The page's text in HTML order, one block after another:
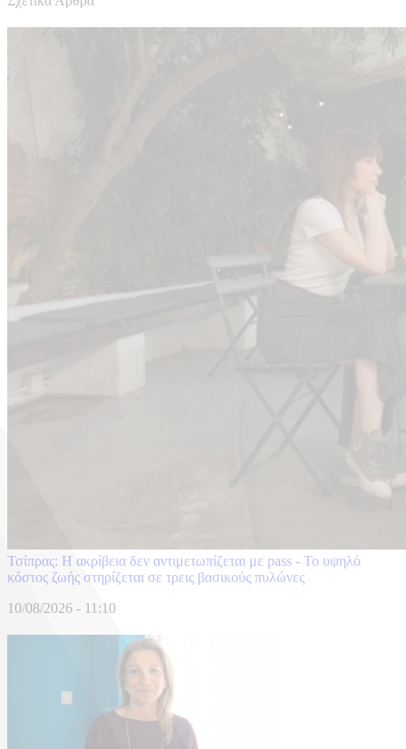
Τσίπρας: Η ακρίβεια δεν αντιμετωπίζεται με pass - Το υψηλό
κόστος ζωής στηρίζεται σε τρεις βασικούς πυλώνες
10/08/2026 - 11:10